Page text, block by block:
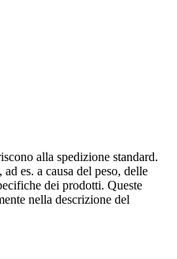
alla spedizione standard.
es. a causa del peso, delle
dei prodotti. Queste
nella descrizione del